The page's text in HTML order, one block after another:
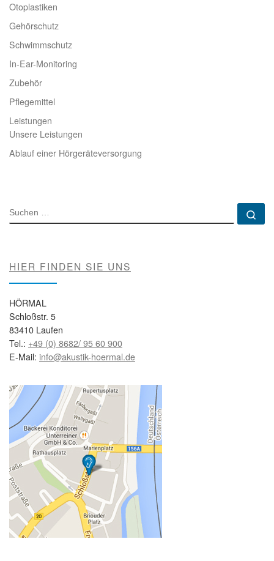
Otoplastiken
Gehörschutz
Schwimmschutz
In-Ear-Monitoring
Zubehör
Pflegemittel
Leistungen
Unsere Leistungen
Ablauf einer Hörgeräteversorgung
SUCHE
HIER FINDEN SIE UNS
HÖRMAL
Schloßstr. 5
83410 Laufen
Tel.: +49 (0) 8682/ 95 60 900
E-Mail: info@akustik-hoermal.de